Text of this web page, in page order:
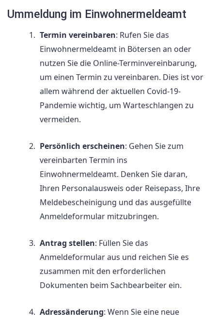
Ummeldung im Einwohnermeldeamt
Termin vereinbaren: Rufen Sie das
Einwohnermeldeamt in Bötersen an oder
nutzen Sie die Online-Terminvereinbarung,
um einen Termin zu vereinbaren. Dies ist vor
allem während der aktuellen Covid-19-
Pandemie wichtig, um Warteschlangen zu
vermeiden.
Persönlich erscheinen: Gehen Sie zum
vereinbarten Termin ins
Einwohnermeldeamt. Denken Sie daran,
Ihren Personalausweis oder Reisepass, Ihre
Meldebescheinigung und das ausgefüllte
Anmeldeformular mitzubringen.
Antrag stellen: Füllen Sie das
Anmeldeformular aus und reichen Sie es
zusammen mit den erforderlichen
Dokumenten beim Sachbearbeiter ein.
Adressänderung: Wenn Sie eine neue